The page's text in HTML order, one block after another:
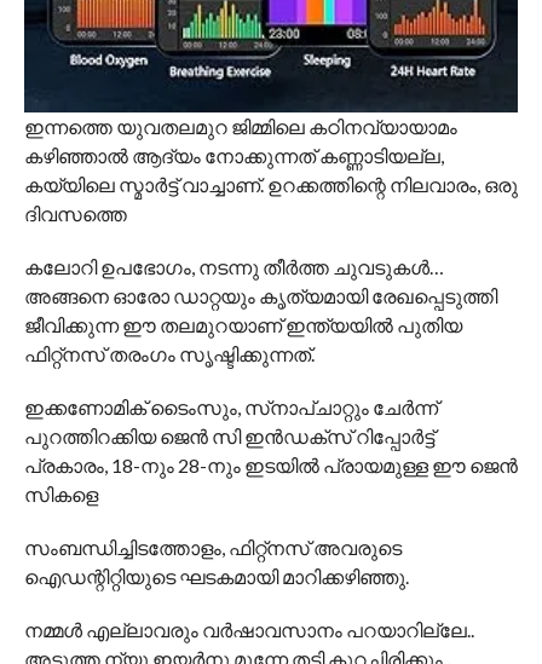
ഇന്നത്തെ യുവതലമുറ ജിമ്മിലെ കഠിനവ്യായാമം
കഴിഞ്ഞാല്‍ ആദ്യം നോക്കുന്നത് കണ്ണാടിയല്ല,
കയ്യിലെ സ്മാര്‍ട്ട് വാച്ചാണ്. ഉറക്കത്തിന്റെ നിലവാരം, ഒരു
ദിവസത്തെ
കലോറി ഉപഭോഗം, നടന്നു തീര്‍ത്ത ചുവടുകള്‍…
അങ്ങനെ ഓരോ ഡാറ്റയും കൃത്യമായി രേഖപ്പെടുത്തി
ജീവിക്കുന്ന ഈ തലമുറയാണ് ഇന്ത്യയില്‍ പുതിയ
ഫിറ്റ്‌നസ് തരംഗം സൃഷ്ടിക്കുന്നത്.
ഇക്കണോമിക് ടൈംസും, സ്‌നാപ്ചാറ്റും ചേര്‍ന്ന്
പുറത്തിറക്കിയ ജെന്‍ സി ഇന്‍ഡക്‌സ് റിപ്പോര്‍ട്ട്
പ്രകാരം, 18-നും 28-നും ഇടയില്‍ പ്രായമുള്ള ഈ ജെന്‍
സികളെ
സംബന്ധിച്ചിടത്തോളം, ഫിറ്റ്‌നസ് അവരുടെ
ഐഡന്റിറ്റിയുടെ ഘടകമായി മാറിക്കഴിഞ്ഞു.
നമ്മള്‍ എല്ലാവരും വര്‍ഷാവസാനം പറയാറില്ലേ..
അടുത്ത ന്യൂ ഇയര്‍നു മുന്നേ തടി കുറച്ചിരിക്കും..